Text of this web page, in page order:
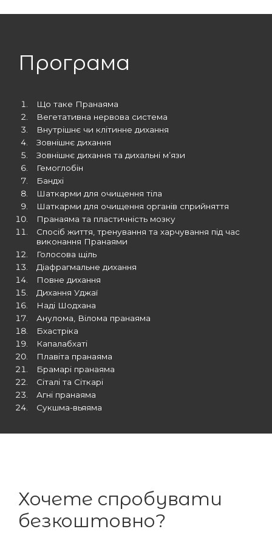
Програма
Що таке Пранаяма
Вегетативна нервова система
Внутрішнє чи клітинне дихання
Зовнішнє дихання
Зовнішнє дихання та дихальні мʼязи
Гемоглобін
Бандхі
Шаткарми для очищення тіла
Шаткарми для очищення органів сприйняття
Пранаяма та пластичність мозку
Спосіб життя, тренування та харчування під час
виконання Пранаями
Голосова щіль
Діафрагмальне дихання
Повне дихання
Дихання Уджаї
Наді Шодхана
Анулома, Вілома пранаяма
Бхастріка
Капалабхаті
Плавіта пранаяма
Брамарі пранаяма
Сіталі та Сіткарі
Агні пранаяма
Сукшма-вьяяма
Хочете спробувати
безкоштовно?